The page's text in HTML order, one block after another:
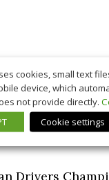
Drivers
cookies, small text
device, which
not provide directly.
Cookie settings